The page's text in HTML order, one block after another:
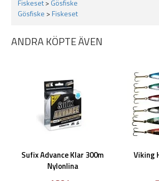
Aktion: Medium Fast
flätlinor varierar rejält i faktiska dimensioner
Fiskeset> Gösfiske
Gösfiske >Fiskeset
ANDRA KÖPTE ÄVEN
Sufix Advance Klar 300m
Nylonlina
Viking